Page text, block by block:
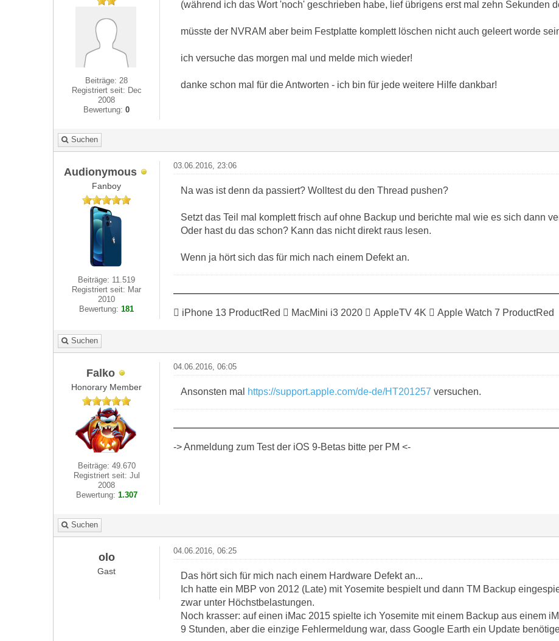
Beiträge: 28
Registriert seit: Dec
2008
Bewertung:0
(während ich das Wort 'noch' geschrieben habe, lief übrigens erst mal zehn Sekunden
müsste der NVRAM aber beim Festplatte komplett löschen nicht auch geleert worde
ich versuche das morgen mal und melde mich wieder!
danke schon mal für die Antworten - ich bin für jede weitere Hilfe dankbar!
Suchen
Audionymous
Fanboy
Beiträge: 11.519
Registriert seit: Mar
2010
Bewertung:181
03.06.2016, 23:06
Na was ist denn da passiert? Wolltest du den Thread pushen?
Setzt das Teil mal komplett frisch auf ohne Backup und berichte mal wie es sich dann
Oder hast du das schon? Kann das nicht direkt raus lesen.
Wenn ja hört sich das für mich nach einem Defekt an.
 iPhone 13 ProductRed  MacMini i3 2020  AppleTV 4K  Apple Watch 7 ProductRed
Suchen
Falko
Honorary Member
Beiträge: 49.670
Registriert seit: Jul
2008
Bewertung: 1.307
04.06.2016, 06:05
Ansonsten mal https://support.apple.com/de-de/HT201257 versuchen.
-> Anmeldung zum Test der iOS 9-Betas bitte per PM <-
Suchen
olo
Gast
04.06.2016, 06:25
Das hört sich für mich nach einem Hardware Defekt an...
Ich hatte ein MBP von 2012 (Late) mit Yosemite bespielt und dann TM Backup
zwar unter Höchstbelastungen.
Noch krasser: auf einen iMac 2015 spielte ich Yosemite mit einem Backup aus einem
9 Stunden, aber die einzige Fehlermeldung war, dass Google Earth ein Update